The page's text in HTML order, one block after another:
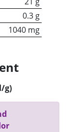
0.3 g
1040 mg
g)